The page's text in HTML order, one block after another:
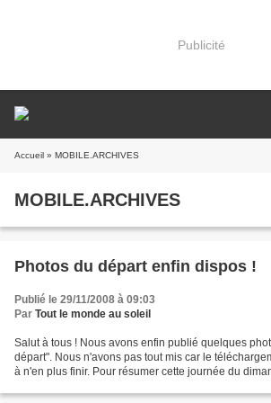
Publicité
Accueil » MOBILE.ARCHIVES
MOBILE.ARCHIVES
Photos du départ enfin dispos !
Publié le 29/11/2008 à 09:03
Par Tout le monde au soleil
Salut à tous ! Nous avons enfin publié quelques
départ". Nous n'avons pas tout mis car le
à n'en plus finir. Pour résumer cette journée du